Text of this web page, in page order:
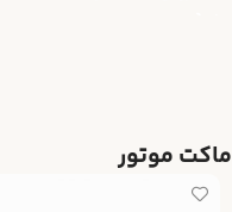
ماکت موتور